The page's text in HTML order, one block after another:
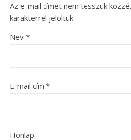
Az e-mail címet nem tesszük közzé.
karakterrel jelöltük
Név *
E-mail cím *
Honlap